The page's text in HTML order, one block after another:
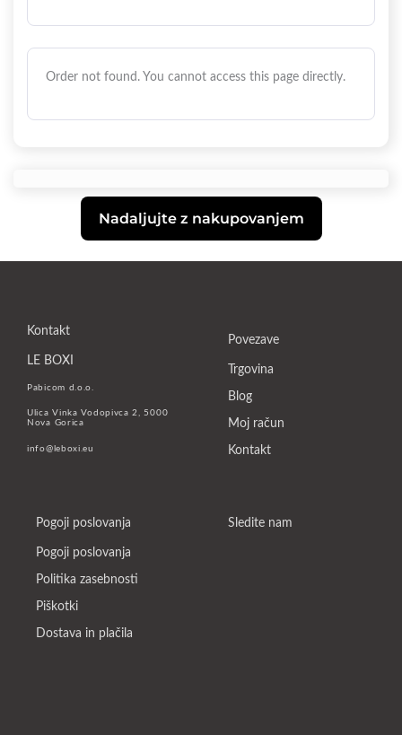
Order not found. You cannot access this page directly.
Nadaljujte z nakupovanjem
Kontakt
LE BOXI
Pabicom d.o.o.
Ulica Vinka Vodopivca 2, 5000
Nova Gorica
info@leboxi.eu
Povezave
Trgovina
Blog
Moj račun
Kontakt
Pogoji poslovanja
Pogoji poslovanja
Politika zasebnosti
Piškotki
Dostava in plačila
Sledite nam